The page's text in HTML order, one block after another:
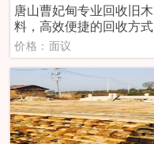
唐山曹妃甸专业回收旧木
料，高效便捷的回收方式
价格：面议